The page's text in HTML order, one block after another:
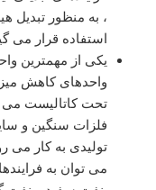
، به منظور تبدیل
استفاده قرار می­
یکی از مهمترین
واحدهای کاهش
تحت کاتالیست می­
فلزات سنگین و
تولیدی به کار می­
می­ توان به